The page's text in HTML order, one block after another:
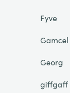
Fyve
Gamcel
Georg
giffgaff